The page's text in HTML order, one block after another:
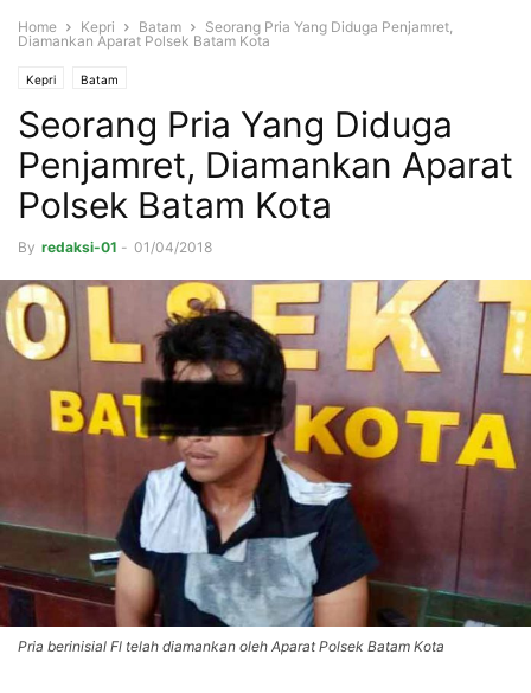
Home Kepri Batam
Seorang Pria Yang Diduga Penjamret,
Diamankan Aparat Polsek Batam Kota
Kepri Batam
Seorang Pria Yang Diduga
Penjamret, Diamankan Aparat
Polsek Batam Kota
By redaksi-01 - 01/04/2018
Pria berinisial Fl telah diamankan oleh Aparat Polsek Batam Kota